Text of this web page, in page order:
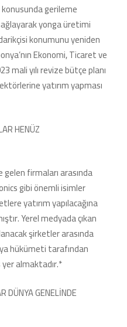
gerileme
yonga üretimi
konumunu yeniden
Ekonomi, Ticaret ve
mali yılı revize bütçe planı
yatırım yapması
HENÜZ
gelen firmaları arasında
gibi önemli isimler
yatırım yapılacağına
Yerel medyada çıkan
şirketler arasında
hükümeti tarafından
almaktadır.*
DÜNYA GENELİNDE